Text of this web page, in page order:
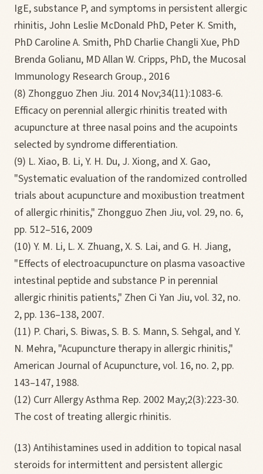
IgE, substance P, and symptoms in persistent allergic
rhinitis, John Leslie McDonald PhD, Peter K. Smith,
PhD Caroline A. Smith, PhD Charlie Changli Xue, PhD
Brenda Golianu, MD Allan W. Cripps, PhD, the Mucosal
Immunology Research Group., 2016
(8) Zhongguo Zhen Jiu. 2014 Nov;34(11):1083-6.
Efficacy on perennial allergic rhinitis treated with
acupuncture at three nasal poins and the acupoints
selected by syndrome differentiation.
(9) L. Xiao, B. Li, Y. H. Du, J. Xiong, and X. Gao,
"Systematic evaluation of the randomized controlled
trials about acupuncture and moxibustion treatment
of allergic rhinitis," Zhongguo Zhen Jiu, vol. 29, no. 6,
pp. 512–516, 2009
(10) Y. M. Li, L. X. Zhuang, X. S. Lai, and G. H. Jiang,
"Effects of electroacupuncture on plasma vasoactive
intestinal peptide and substance P in perennial
allergic rhinitis patients," Zhen Ci Yan Jiu, vol. 32, no.
2, pp. 136–138, 2007.
(11) P. Chari, S. Biwas, S. B. S. Mann, S. Sehgal, and Y.
N. Mehra, "Acupuncture therapy in allergic rhinitis,"
American Journal of Acupuncture, vol. 16, no. 2, pp.
143–147, 1988.
(12) Curr Allergy Asthma Rep. 2002 May;2(3):223-30.
The cost of treating allergic rhinitis.
(13) Antihistamines used in addition to topical nasal
steroids for intermittent and persistent allergic